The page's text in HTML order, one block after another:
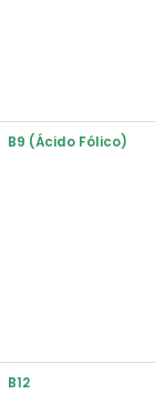
B9 (ácido Fólico)
B12